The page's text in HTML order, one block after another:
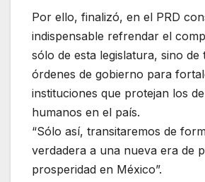
Por ello, finalizó, en el PRD
indispensable refrendar el
sólo de esta legislatura, sino de
órdenes de gobierno para
instituciones que protejan los
humanos en el país.
“Sólo así, transitaremos de
verdadera a una nueva era de
prosperidad en México”.